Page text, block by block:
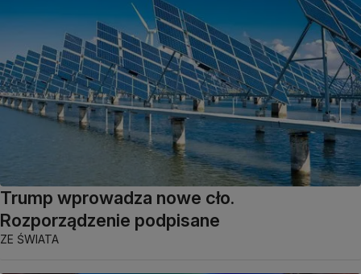
Trump wprowadza nowe cło.
Rozporządzenie podpisane
ZE ŚWIATA